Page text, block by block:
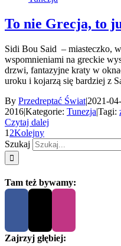
To nie Grecja, to
Sidi Bou Said – miasteczko,
wspomnieniami na greckie
drzwi, fantazyjne kraty w
uroku i kojarzą się bardziej z
By Przedreptać Świat|2021-
2016|Kategorie: Tunezja|Tagi:
Czytaj dalej
1 2Kolejny
Szukaj
Tam też bywamy:
Zajrzyj głębiej: